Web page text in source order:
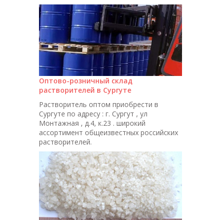
Оптово-розничный склад
растворителей в Сургуте
Растворитель оптом приобрести в
Сургуте по адресу : г. Сургут , ул
Монтажная , д.4, к.23 . широкий
ассортимент общеизвестных российских
растворителей.